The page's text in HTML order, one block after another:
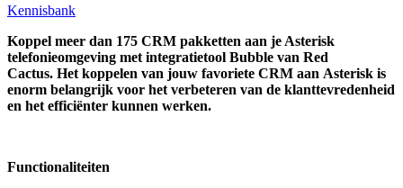
Kennisbank
Koppel meer dan 175 CRM pakketten aan je Asterisk
telefonieomgeving met integratietool Bubble van Red
Cactus. Het koppelen van jouw favoriete CRM aan Asterisk is
enorm belangrijk voor het verbeteren van de klanttevredenheid
en het efficiënter kunnen werken.
Functionaliteiten